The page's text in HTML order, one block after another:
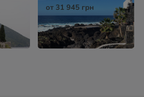
от 31 945 грн